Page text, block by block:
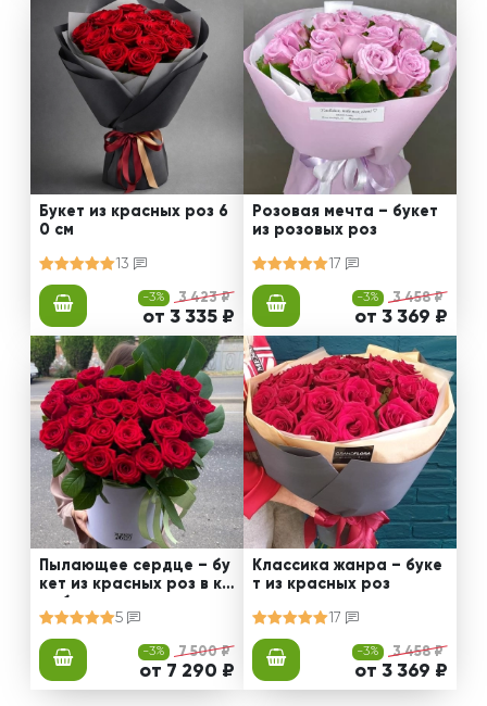
Букет из красных роз 6
0 см
13
-3% 3 423 ₽
от 3 335 ₽
Розовая мечта – букет
из розовых роз
17
-3% 3 458 ₽
от 3 369 ₽
Пылающее сердце – бу
кет из красных роз в ко
робке
5
-3% 7 500 ₽
от 7 290 ₽
Классика жанра – буке
т из красных роз
17
-3% 3 458 ₽
от 3 369 ₽